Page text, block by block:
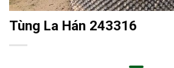
Tùng La Hán 243316